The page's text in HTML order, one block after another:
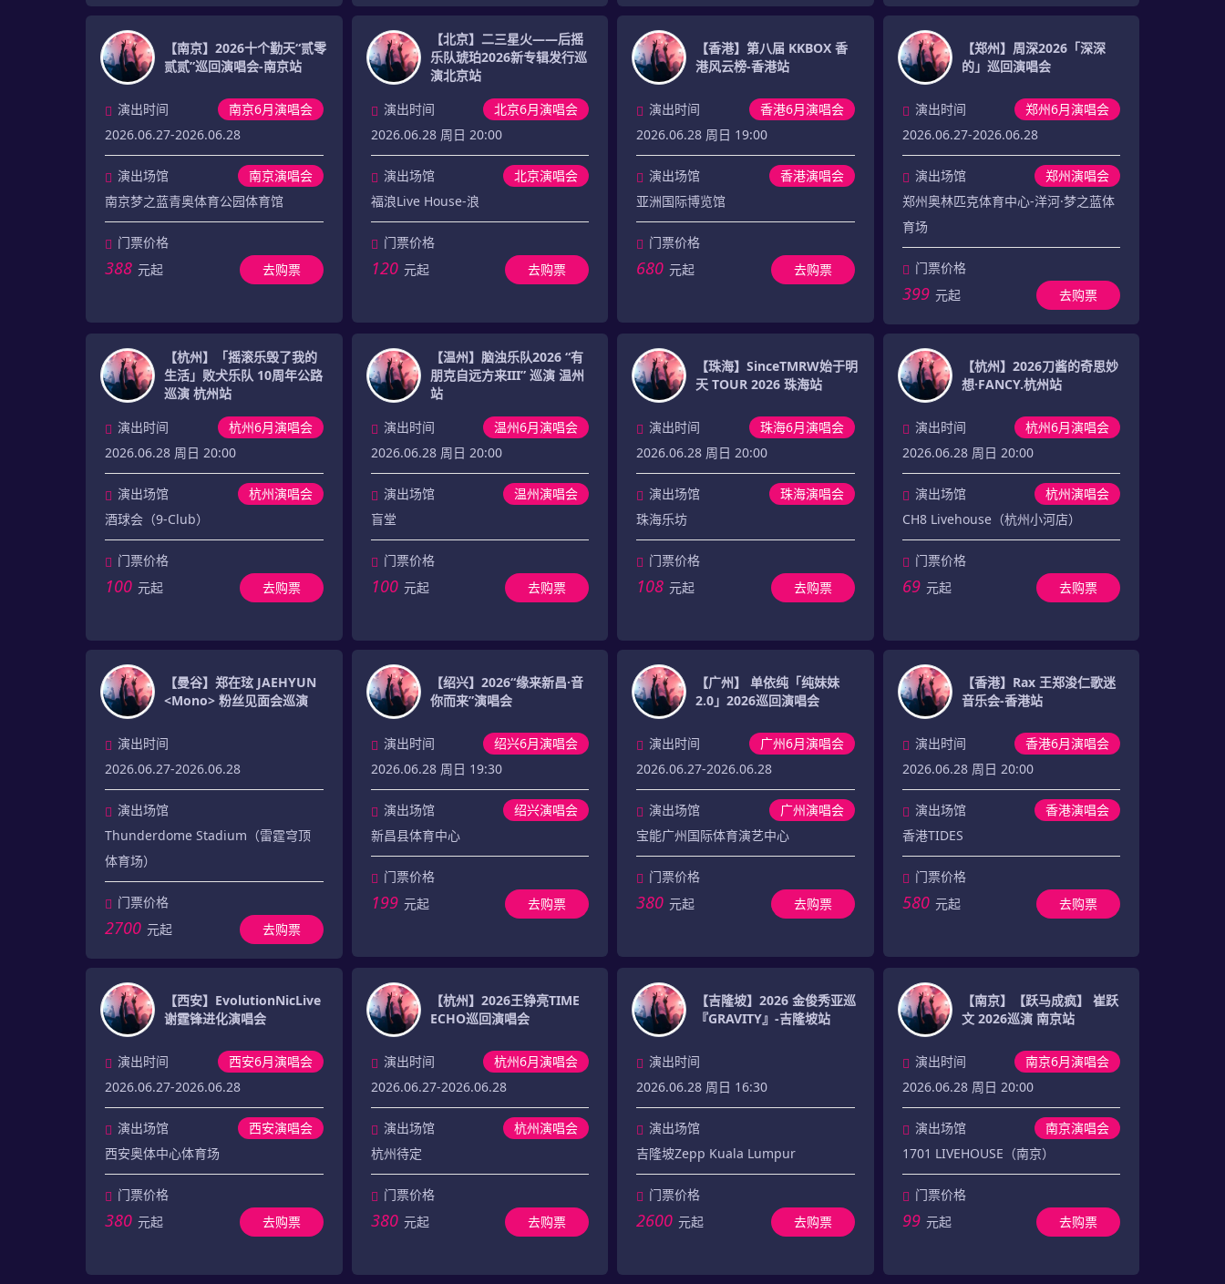
【南京】2026十个勤天“贰零
贰贰”巡回演唱会-南京站
演出时间
南京6月演唱会
2026.06.27-2026.06.28
南京演唱会
演出场馆
南京梦之蓝青奥体育公园体育馆
门票价格
388 元起 去购票
【北京】二三星火——后摇
乐队琥珀2026新专辑发行巡
演北京站
演出时间
北京6月演唱会
2026.06.28 周日 20:00
北京演唱会
演出场馆
福浪Live House-浪
门票价格
120 元起 去购票
【香港】第八届 KKBOX 香
港风云榜-香港站
演出时间
香港6月演唱会
2026.06.28 周日 19:00
香港演唱会
演出场馆
亚洲国际博览馆
门票价格
680 元起 去购票
【郑州】周深2026「深深
的」巡回演唱会
演出时间
郑州6月演唱会
2026.06.27-2026.06.28
郑州演唱会
演出场馆
郑州奥林匹克体育中心-洋河·梦之蓝体
育场
门票价格
399 元起 去购票
【杭州】「摇滚乐毁了我的
生活」败犬乐队 10周年公路
巡演 杭州站
演出时间
杭州6月演唱会
2026.06.28 周日 20:00
杭州演唱会
演出场馆
酒球会（9-Club）
门票价格
100 元起 去购票
【温州】脑浊乐队2026 “有
朋克自远方来III” 巡演 温州
站
演出时间
温州6月演唱会
2026.06.28 周日 20:00
温州演唱会
演出场馆
盲堂
门票价格
100 元起 去购票
【珠海】SinceTMRW始于明
天 TOUR 2026 珠海站
演出时间
珠海6月演唱会
2026.06.28 周日 20:00
珠海演唱会
演出场馆
珠海乐坊
门票价格
108 元起 去购票
【杭州】2026刀酱的奇思妙
想·FANCY.杭州站
演出时间
杭州6月演唱会
2026.06.28 周日 20:00
杭州演唱会
演出场馆
CH8 Livehouse（杭州小河店）
门票价格
69 元起 去购票
【曼谷】郑在玹 JAEHYUN
<Mono> 粉丝见面会巡演
演出时间
2026.06.27-2026.06.28
演出场馆
Thunderdome Stadium（雷霆穹顶
体育场）
门票价格
2700 元起 去购票
【绍兴】2026“缘来新昌·音
你而来”演唱会
演出时间
绍兴6月演唱会
2026.06.28 周日 19:30
绍兴演唱会
演出场馆
新昌县体育中心
门票价格
199 元起 去购票
【广州】 单依纯「纯妹妹
2.0」2026巡回演唱会
演出时间
广州6月演唱会
2026.06.27-2026.06.28
广州演唱会
演出场馆
宝能广州国际体育演艺中心
门票价格
380 元起 去购票
【香港】Rax 王郑浚仁歌迷
音乐会-香港站
演出时间
香港6月演唱会
2026.06.28 周日 20:00
香港演唱会
演出场馆
香港TIDES
门票价格
580 元起 去购票
【西安】EvolutionNicLive
谢霆锋进化演唱会
演出时间
西安6月演唱会
2026.06.27-2026.06.28
西安演唱会
演出场馆
西安奥体中心体育场
门票价格
380 元起 去购票
【杭州】2026王铮亮TIME
ECHO巡回演唱会
演出时间
杭州6月演唱会
2026.06.27-2026.06.28
杭州演唱会
演出场馆
杭州待定
门票价格
380 元起 去购票
【吉隆坡】2026 金俊秀亚巡
『GRAVITY』-吉隆坡站
演出时间
2026.06.28 周日 16:30
演出场馆
吉隆坡Zepp Kuala Lumpur
门票价格
2600 元起 去购票
【南京】【跃马成疯】 崔跃
文 2026巡演 南京站
演出时间
南京6月演唱会
2026.06.28 周日 20:00
南京演唱会
演出场馆
1701 LIVEHOUSE（南京）
门票价格
99 元起 去购票